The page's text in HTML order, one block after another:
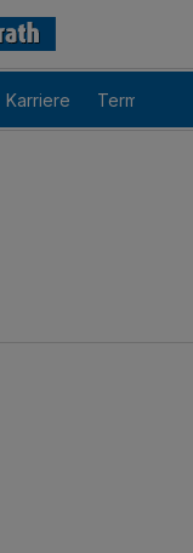
Karriere Termine